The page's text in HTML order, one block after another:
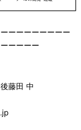
ーーーーーーーー
ーーーー
藤田 中